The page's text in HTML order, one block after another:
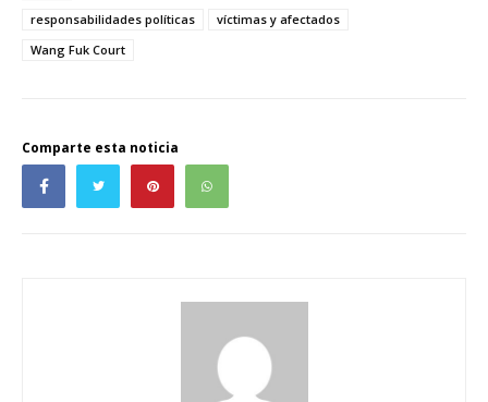
responsabilidades políticas
víctimas y afectados
Wang Fuk Court
Comparte esta noticia